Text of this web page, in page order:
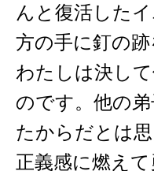
んと復活した
方の手に釘の
わたしは決し
のです。他の
たからだとは
正義感に燃え